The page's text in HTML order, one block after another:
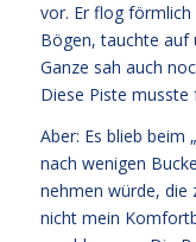
vor. Er flog förmlich
Bögen, tauchte auf
Ganze sah auch
Diese Piste musste
Aber: Es blieb beim
nach wenigen
nehmen würde, die
nicht mein